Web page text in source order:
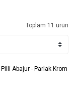
Toplam 11 ürün